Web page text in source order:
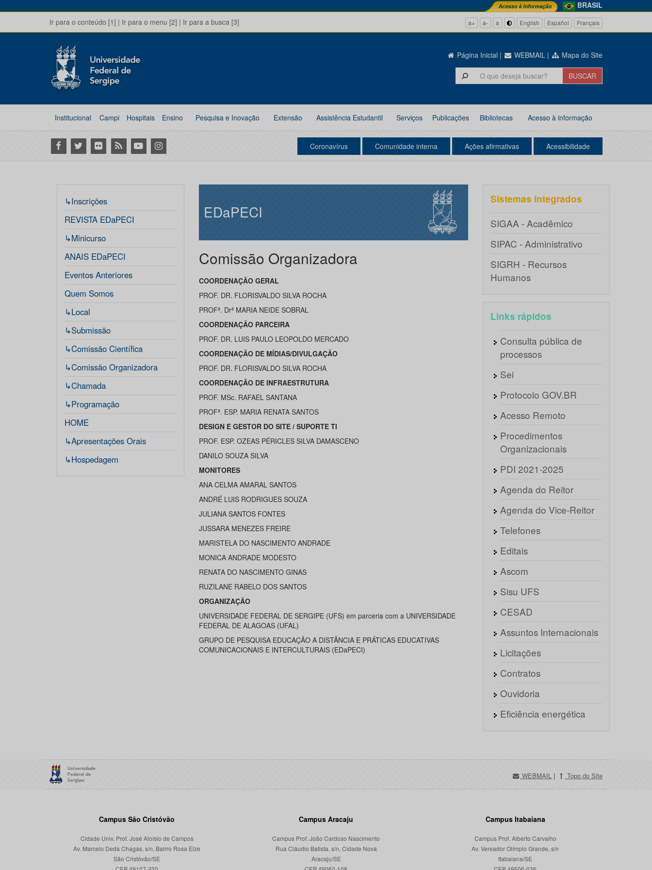
BRASIL
Ir para o conteúdo [1] | Ir para o menu [2] | Ir para a busca [3] a+ a- a English Español Français
Página Inicial | WEBMAIL | Mapa do Site
Institucional Campi Hospitais Ensino Pesquisa e Inovação Extensão Assistência Estudantil Serviços Publicações Bibliotecas Acesso à informação
Facebook
Twitter Flickr RSS YoutubeInstagram Coronavírus Comunidade interna Ações afirmativas Acessibilidade
↳Inscrições
REVISTA EDaPECI
↳Minicurso
ANAIS EDaPECI
Eventos Anteriores
Quem Somos
↳Local
↳Submissão
↳Comissão Científica
↳Comissão Organizadora
↳Chamada
↳Programação
HOME
↳Apresentações Orais
↳Hospedagem
EDaPECI
Comissão Organizadora
COORDENAÇÃO GERAL
PROF. DR. FLORISVALDO SILVA ROCHA
PROFª. Drª MARIA NEIDE SOBRAL
COORDENAÇÃO PARCEIRA
PROF. DR. LUIS PAULO LEOPOLDO MERCADO
COORDENAÇÃO DE MÍDIAS/DIVULGAÇÃO
PROF. DR. FLORISVALDO SILVA ROCHA
COORDENAÇÃO DE INFRAESTRUTURA
PROF. MSc. RAFAEL SANTANA
PROFª. ESP. MARIA RENATA SANTOS
DESIGN E GESTOR DO SITE / SUPORTE TI
PROF. ESP. OZEAS PÉRICLES SILVA DAMASCENO
DANILO SOUZA SILVA
MONITORES
ANA CELMA AMARAL SANTOS
ANDRÉ LUIS RODRIGUES SOUZA
JULIANA SANTOS FONTES
JUSSARA MENEZES FREIRE
MARISTELA DO NASCIMENTO ANDRADE
MONICA ANDRADE MODESTO
RENATA DO NASCIMENTO GINAS
RUZILANE RABELO DOS SANTOS
ORGANIZAÇÃO
UNIVERSIDADE FEDERAL DE SERGIPE (UFS) em parceria com a UNIVERSIDADE
FEDERAL DE ALAGOAS (UFAL)
GRUPO DE PESQUISA EDUCAÇÃO A DISTÂNCIA E PRÁTICAS EDUCATIVAS
COMUNICACIONAIS E INTERCULTURAIS (EDaPECI)
Sistemas integrados
SIGAA - Acadêmico
SIPAC - Administrativo
SIGRH - Recursos
Humanos
Links rápidos
Consulta pública de
processos
Sei
Protocolo GOV.BR
Acesso Remoto
Procedimentos
Organizacionais
PDI 2021-2025
Agenda do Reitor
Agenda do Vice-Reitor
Telefones
Editais
Ascom
Sisu UFS
CESAD
Assuntos Internacionais
Licitações
Contratos
Ouvidoria
Eficiência energética
WEBMAIL | Topo do Site
Campus São Cristóvão
Cidade Univ. Prof. José Aloísio de Campos
Av. Marcelo Deda Chagas, s/n, Bairro Rosa Elze
São Cristóvão/SE
Campus Aracaju
Campus Prof. João Cardoso Nascimento
Rua Cláudio Batista, s/n, Cidade Nova
Aracaju/SE
Campus Itabaiana
Campus Prof. Alberto Carvalho
Av. Vereador Olímpio Grande, s/n
Itabaiana/SE